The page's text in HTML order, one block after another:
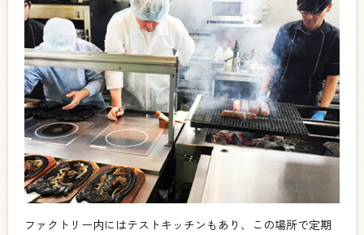
ファクトリー内にはテストキッチンもあり、この場所で定期